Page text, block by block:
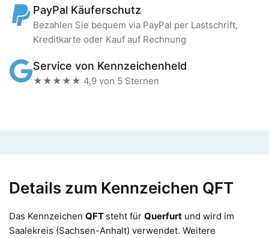
PayPal Käuferschutz
Bezahlen Sie bequem via PayPal per Lastschrift,
Kreditkarte oder Kauf auf Rechnung
Service von Kennzeichenheld
★★★★★ 4,9 von 5 Sternen
Details zum Kennzeichen QFT
Das Kennzeichen QFT steht für Querfurt und wird im
Saalekreis (Sachsen-Anhalt) verwendet. Weitere